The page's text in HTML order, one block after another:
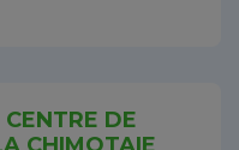
DE